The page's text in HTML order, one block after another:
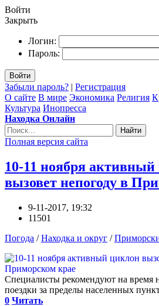
Войти
Закрыть
Логин:
Пароль:
Войти
Забыли пароль? | Регистрация
О сайте В мире Экономика Религия
Культура Инопресса
Находка Онлайн
Найти
Полная версия сайта
10-11 ноября
вызовет непогоду в
9-11-2017, 19:32
11501
Погода /Находка и округ /
Специалисты рекомендуют на время
поездки за пределы населенных
0 Читать